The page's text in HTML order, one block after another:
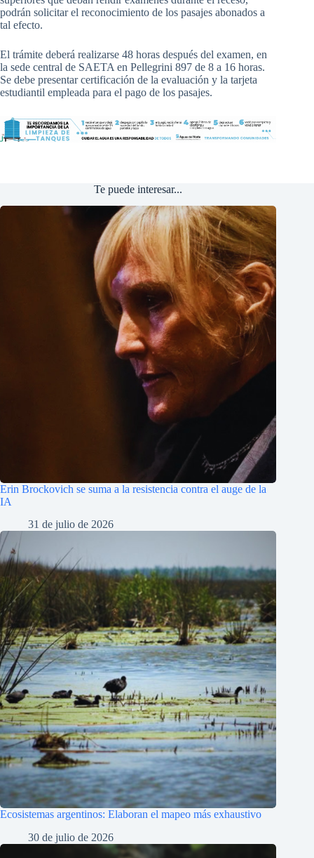
podrán solicitar el reconocimiento de los pasajes abonados a
tal efecto.
El trámite deberá realizarse 48 horas después del examen, en
la sede central de SAETA en Pellegrini 897 de 8 a 16 horas.
Se debe presentar certificación de la evaluación y la tarjeta
estudiantil empleada para el pago de los pasajes.
Te puede interesar...
Erin Brockovich se suma a la resistencia contra el auge de la
IA
31 de julio de 2026
Ecosistemas argentinos: Elaboran el mapeo más exhaustivo
30 de julio de 2026